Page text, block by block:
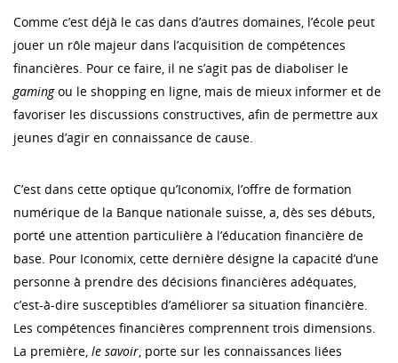
Comme c’est déjà le cas dans d’autres domaines, l’école peut
jouer un rôle majeur dans l’acquisition de compétences
financières. Pour ce faire, il ne s’agit pas de diaboliser le
gamingou le shopping en ligne, mais de mieux informer et de
favoriser les discussions constructives, afin de permettre aux
jeunes d’agir en connaissance de cause.
C’est dans cette optique qu’Iconomix, l’offre de formation
numérique de la Banque nationale suisse, a, dès ses débuts,
porté une attention particulière à l’éducation financière de
base. Pour Iconomix, cette dernière désigne la capacité d’une
personne à prendre des décisions financières adéquates,
c’est-à-dire susceptibles d’améliorer sa situation financière.
Les compétences financières comprennent trois dimensions.
La première, le savoir, porte sur les connaissances liées